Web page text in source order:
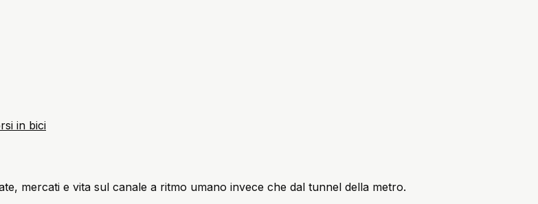
in bici
mercati e vita sul canale a ritmo umano invece che dal tunnel della metro.